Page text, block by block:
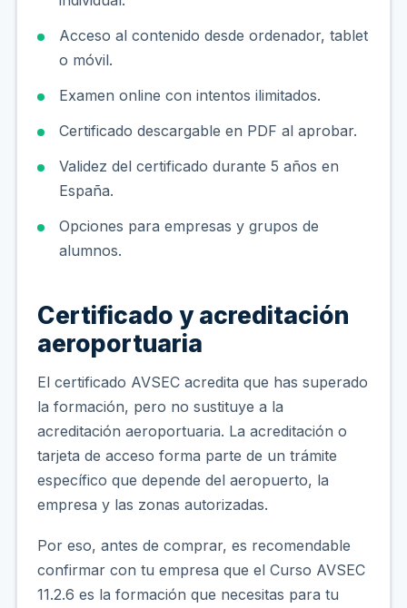
Acceso al contenido desde ordenador, tablet
o móvil.
Examen online con intentos ilimitados.
Certificado descargable en PDF al aprobar.
Validez del certificado durante 5 años en
España.
Opciones para empresas y grupos de
alumnos.
Certificado y acreditación
aeroportuaria
El certificado AVSEC acredita que has superado
la formación, pero no sustituye a la
acreditación aeroportuaria. La acreditación o
tarjeta de acceso forma parte de un trámite
específico que depende del aeropuerto, la
empresa y las zonas autorizadas.
Por eso, antes de comprar, es recomendable
confirmar con tu empresa que el Curso AVSEC
11.2.6 es la formación que necesitas para tu